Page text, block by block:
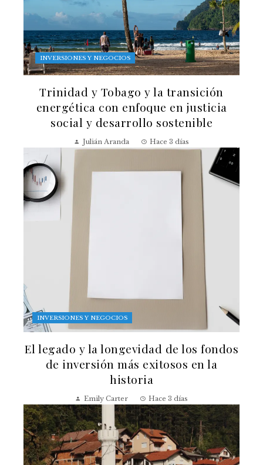
INVERSIONES Y NEGOCIOS
Trinidad y Tobago y la transición
energética con enfoque en justicia
social y desarrollo sostenible
Julián Aranda Hace 3 días
INVERSIONES Y NEGOCIOS
El legado y la longevidad de los fondos
de inversión más exitosos en la
historia
Emily Carter Hace 3 días